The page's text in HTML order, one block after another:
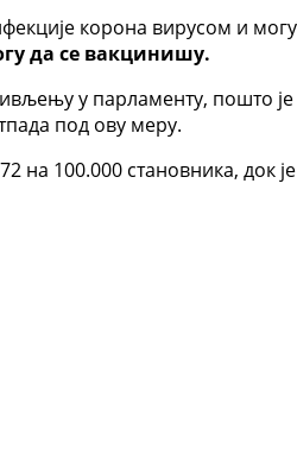
корона вирусом и
да се вакцинишу.
у парламенту, пошто
под ову меру.
на 100.000 становника, док